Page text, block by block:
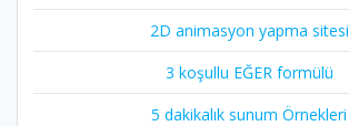
2D animasyon yapma sitesi
3 koşullu EĞER formülü
5 dakikalık sunum Örnekleri